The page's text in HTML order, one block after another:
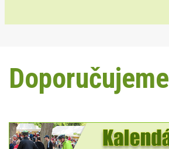
Doporučujeme